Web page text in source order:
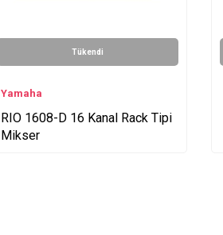
Tükendi
Yamaha
RIO 1608-D 16 Kanal Rack Tipi
Mikser